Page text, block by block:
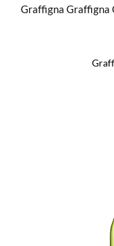
Graffigna Graffigna